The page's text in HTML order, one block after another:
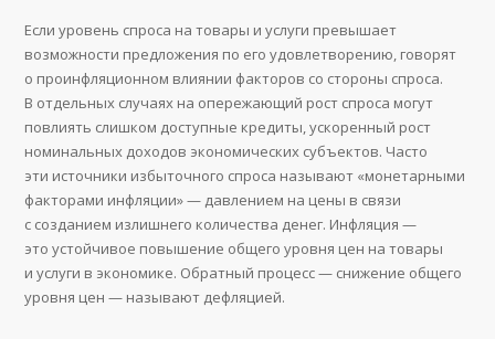
Если уровень спроса на товары и услуги превышает
возможности предложения по его удовлетворению, говорят
о проинфляционном влиянии факторов со стороны спроса.
В отдельных случаях на опережающий рост спроса могут
повлиять слишком доступные кредиты, ускоренный рост
номинальных доходов экономических субъектов. Часто
эти источники избыточного спроса называют «монетарными
факторами инфляции» — давлением на цены в связи
с созданием излишнего количества денег. Инфляция —
это устойчивое повышение общего уровня цен на товары
и услуги в экономике. Обратный процесс — снижение общего
уровня цен — называют дефляцией.